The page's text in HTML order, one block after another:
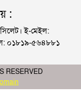
:
সিলেট। ই-মেইল:
০১৮১৯-৫৬৪৮৮১
RESERVED